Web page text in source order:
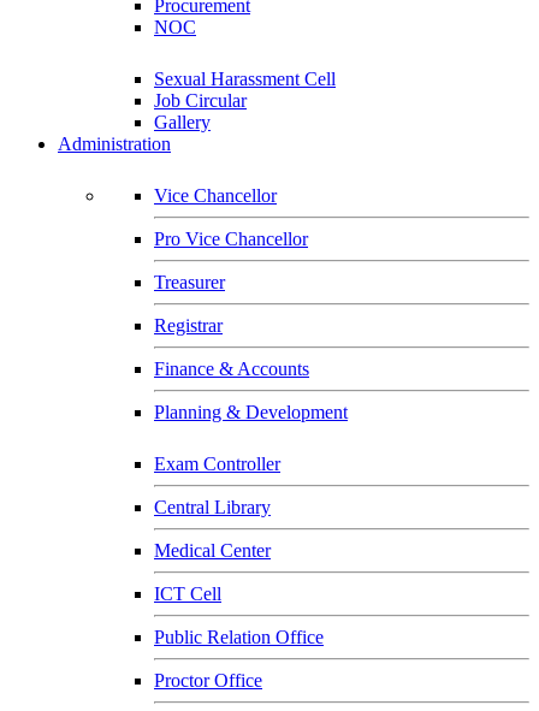
Procurement
NOC
Sexual Harassment Cell
Job Circular
Gallery
Administration
Vice Chancellor
Pro Vice Chancellor
Treasurer
Registrar
Finance & Accounts
Planning & Development
Exam Controller
Central Library
Medical Center
ICT Cell
Public Relation Office
Proctor Office